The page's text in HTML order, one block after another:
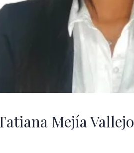
Mejía Vallejo